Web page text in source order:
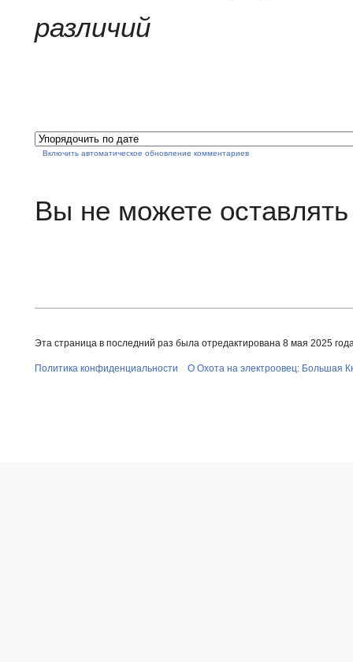
различий
Включить автоматическое обновление комментариев
Вы не можете
Эта страница в последний раз была отредактирована 8 мая 2025
Политика конфиденциальности О Охота на электроовец: Большая